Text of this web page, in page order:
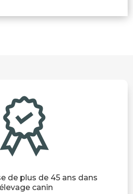
de plus de 45 ans dans
canin